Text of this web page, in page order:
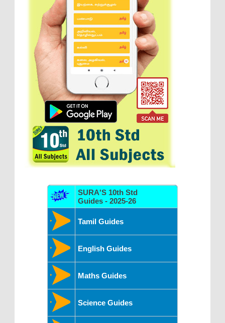
SURA'S 10th Std
Guides - 2025-26
Tamil Guides
English Guides
Maths Guides
Science Guides